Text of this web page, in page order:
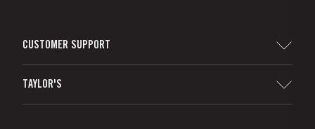
CUSTOMER SUPPORT
TAYLOR'S